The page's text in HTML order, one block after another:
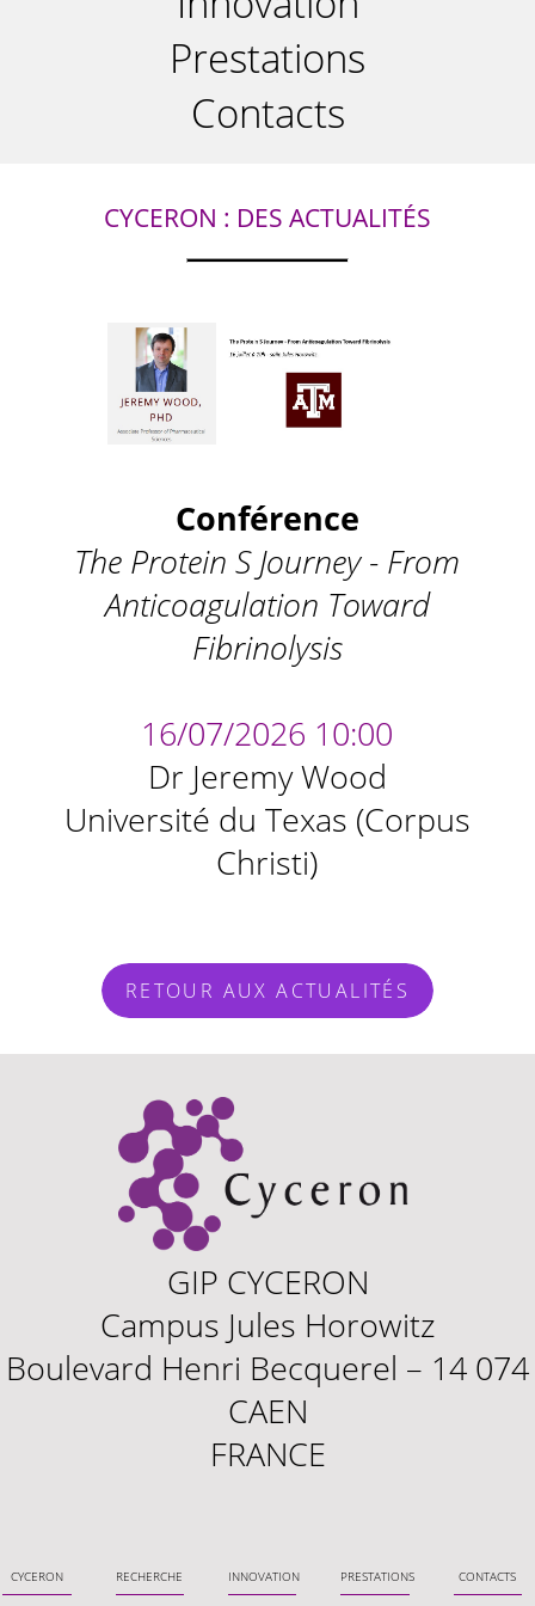
Prestations
Contacts
CYCERON : DES ACTUALITÉS
Conférence
The Protein S Journey - From
Anticoagulation Toward
Fibrinolysis
16/07/2026 10:00
Dr Jeremy Wood
Université du Texas (Corpus
Christi)
RETOUR AUX ACTUALITÉS
GIP CYCERON
Campus Jules Horowitz
Boulevard Henri Becquerel – 14 074
CAEN
FRANCE
Cyceron Recherche Innovation Prestations Contacts